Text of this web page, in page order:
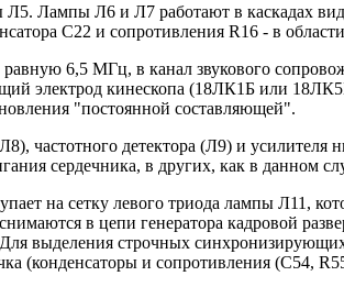
Лампы Л6 и Л7 работают в каскадах
С22 и сопротивления R16 - в
6,5 МГц, в канал звукового
электрод кинескопа (18ЛК1Б или
"постоянной составляющей".
частотного детектора (Л9) и
сердечника, в других, как в данном
на сетку левого триода лампы Л11,
в цепи генератора кадровой
выделения строчных
(конденсаторы и сопротивления (C54,